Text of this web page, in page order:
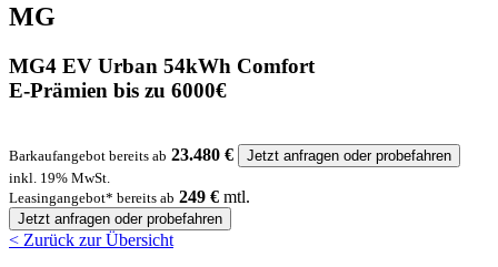
MG
MG4 EV Urban 54kWh Comfort
E-Prämien bis zu 6000€
Barkaufangebot bereits ab 23.480 €
Jetzt anfragen oder probefahren
inkl. 19% MwSt.
Leasingangebot* bereits ab 249 € mtl.
Jetzt anfragen oder probefahren
< Zurück zur Übersicht